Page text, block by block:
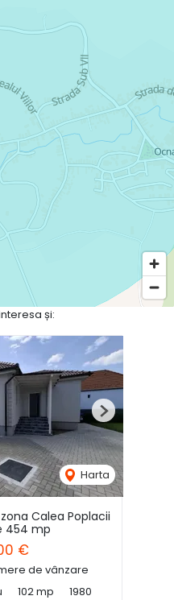
și:
Harta
Next
Calea Poplacii
454 mp
€
de vânzare
102 mp 1980